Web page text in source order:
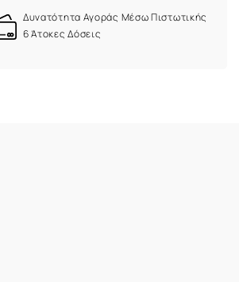
Δυνατότητα Αγοράς Μέσω Πιστωτικής
6 Άτοκες Δόσεις